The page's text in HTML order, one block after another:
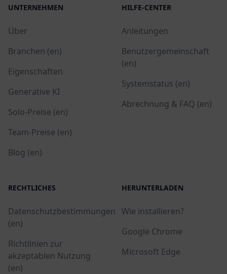
UNTERNEHMEN
Über
Branchen (en)
Eigenschaften
Generative KI
Solo-Preise (en)
Team-Preise (en)
Blog (en)
HILFE-CENTER
Anleitungen
Benutzergemeinschaft
(en)
Systemstatus (en)
Abrechnung & FAQ (en)
RECHTLICHES
Datenschutzbestimmungen
(en)
Richtlinien zur
akzeptablen Nutzung
(en)
HERUNTERLADEN
Wie installieren?
Google Chrome
Microsoft Edge